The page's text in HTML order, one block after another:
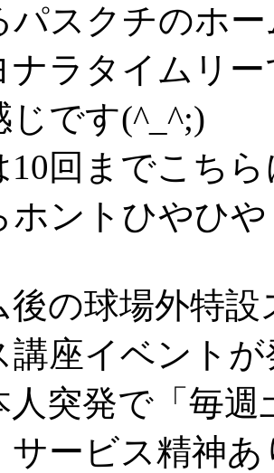
パスクチのホ
ナラタイムリ
じです(^_^;)
10回までこち
ホントひやひ
後の球場外特
講座イベントが
人突発で「毎
サービス精神